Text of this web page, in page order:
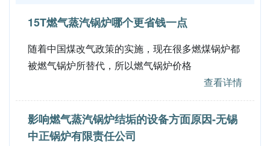
15T燃气蒸汽锅炉哪个更省钱一点
随着中国煤改气政策的实施，现在很多燃煤锅炉都
被燃气锅炉所替代，所以燃气锅炉价格
查看详情
影响燃气蒸汽锅炉结垢的设备方面原因-无锡
中正锅炉有限责任公司